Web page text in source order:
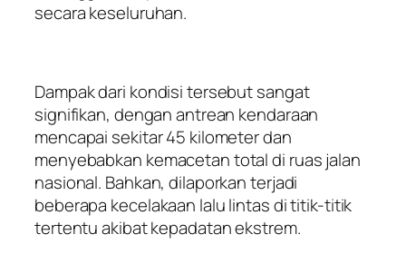
secara keseluruhan.
Dampak dari kondisi tersebut sangat
signifikan, dengan antrean kendaraan
mencapai sekitar 45 kilometer dan
menyebabkan kemacetan total di ruas jalan
nasional. Bahkan, dilaporkan terjadi
beberapa kecelakaan lalu lintas di titik-titik
tertentu akibat kepadatan ekstrem.